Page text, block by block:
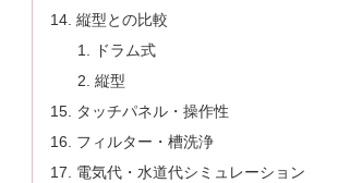
縦型との比較
ドラム式
縦型
タッチパネル・操作性
フィルター・槽洗浄
電気代・水道代シミュレーション